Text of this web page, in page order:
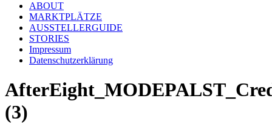
ABOUT
MARKTPLÄTZE
AUSSTELLERGUIDE
STORIES
Impressum
Datenschutzerklärung
(3)